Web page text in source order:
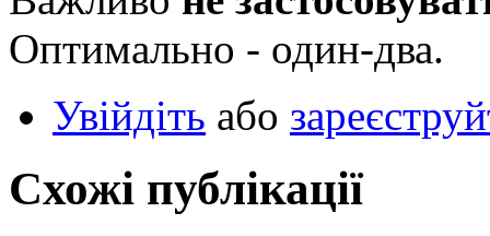
Оптимально - один-два.
Увійдіть або
Схожі публікації